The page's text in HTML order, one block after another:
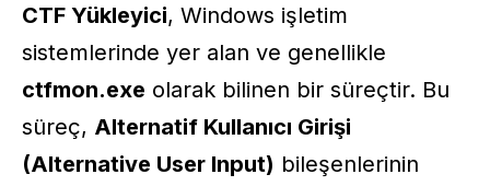
CTF Yükleyici, Windows işletim
sistemlerinde yer alan ve genellikle
ctfmon.exe olarak bilinen bir süreçtir. Bu
süreç, Alternatif Kullanıcı Girişi
(Alternative User Input) bileşenlerinin